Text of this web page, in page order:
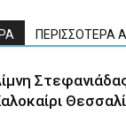
ΠΕΡΙΣΣΟΤΕΡΑ